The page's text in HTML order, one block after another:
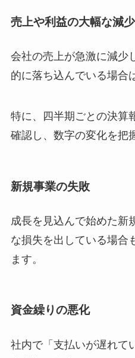
売上や利益の大幅な減少
会社の売上が急激に減少
的に落ち込んでいる場合
特に、四半期ごとの決算
確認し、数字の変化を把
新規事業の失敗
成長を見込んで始めた新
な損失を出している場合
ます。
資金繰りの悪化
社内で「支払いが遅れて